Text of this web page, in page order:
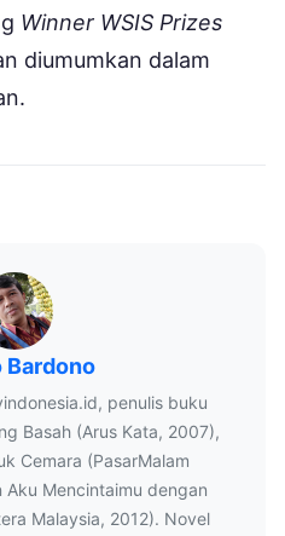
Winner WSIS Prizes
diumumkan dalam
Bardono
penulis buku
Basah (Arus Kata, 2007),
Cemara (PasarMalam
Mencintaimu dengan
Malaysia, 2012). Novel